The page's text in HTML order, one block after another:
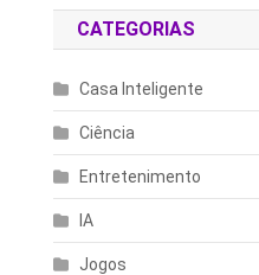
CATEGORIAS
Casa Inteligente
Ciência
Entretenimento
IA
Jogos